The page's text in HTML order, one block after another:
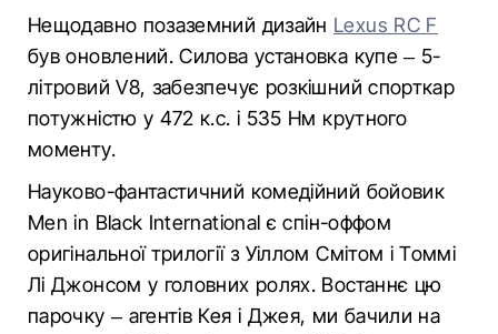
Нещодавно позаземний дизайн Lexus RC F
був оновлений. Силова установка купе – 5-
літровий V8, забезпечує розкішний спорткар
потужністю у 472 к.с. і 535 Нм крутного
моменту.
Науково-фантастичний комедійний бойовик
Men in Black International є спін-оффом
оригінальної трилогії з Уіллом Смітом і Томмі
Лі Джонсом у головних ролях. Востаннє цю
парочку – агентів Кея і Джея, ми бачили на